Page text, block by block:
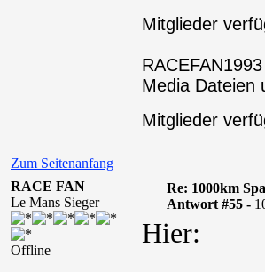
Zum Seitenanfang
Mitglieder
Media Dateien
Mitglieder
RACE FAN
Le Mans Sieger
Offline
Re: 1000km
Antwort #55 -
Hier: